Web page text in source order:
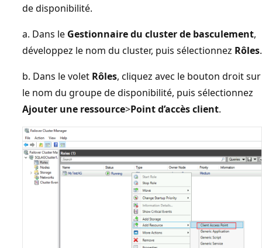
de disponibilité.
a. Dans le Gestionnaire du cluster de basculement,
développez le nom du cluster, puis sélectionnez Rôles.
b. Dans le volet Rôles, cliquez avec le bouton droit sur
le nom du groupe de disponibilité, puis sélectionnez
Ajouter une ressource>Point d’accès client.